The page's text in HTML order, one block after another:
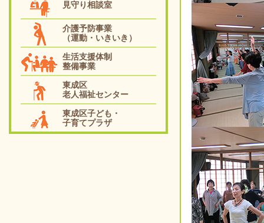
見守り相談室
介護予防事業
（運動・いきいき）
生活支援体制
整備事業
東成区
老人福祉センター
東成区子ども・
子育てプラザ